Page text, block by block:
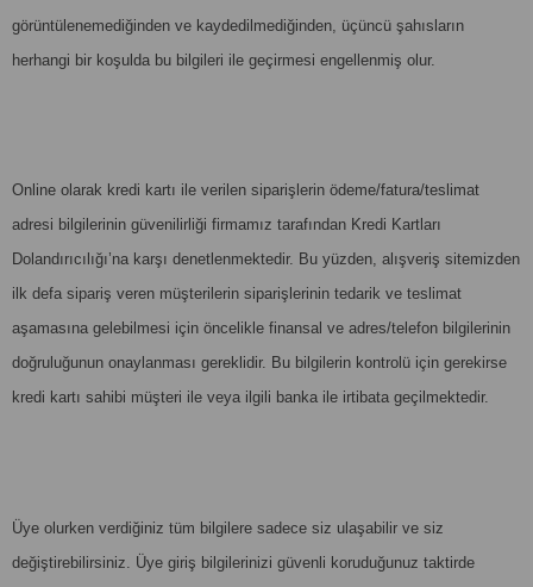
görüntülenemediğinden ve kaydedilmediğinden, üçüncü şahısların
herhangi bir koşulda bu bilgileri ile geçirmesi engellenmiş olur.
Online olarak kredi kartı ile verilen siparişlerin ödeme/fatura/teslimat
adresi bilgilerinin güvenilirliği firmamız tarafından Kredi Kartları
Dolandırıcılığı’na karşı denetlenmektedir. Bu yüzden, alışveriş sitemizden
ilk defa sipariş veren müşterilerin siparişlerinin tedarik ve teslimat
aşamasına gelebilmesi için öncelikle finansal ve adres/telefon bilgilerinin
doğruluğunun onaylanması gereklidir. Bu bilgilerin kontrolü için gerekirse
kredi kartı sahibi müşteri ile veya ilgili banka ile irtibata geçilmektedir.
Üye olurken verdiğiniz tüm bilgilere sadece siz ulaşabilir ve siz
değiştirebilirsiniz. Üye giriş bilgilerinizi güvenli koruduğunuz taktirde